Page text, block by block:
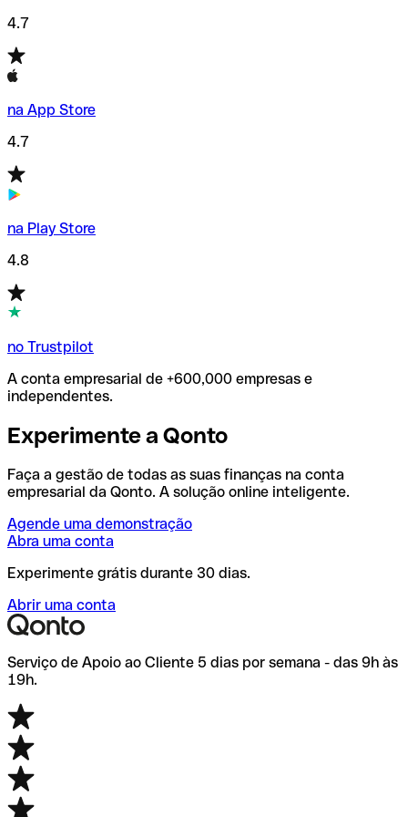
4.7
na App Store
4.7
na Play Store
4.8
no Trustpilot
A conta empresarial de +600,000 empresas e
independentes.
Experimente a Qonto
Faça a gestão de todas as suas finanças na conta
empresarial da Qonto. A solução online inteligente.
Agende uma demonstração
Abra uma conta
Experimente grátis durante 30 dias.
Abrir uma conta
Serviço de Apoio ao Cliente 5 dias por semana - das 9h às
19h.